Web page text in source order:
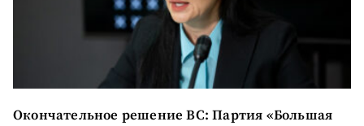
Окончательное решение ВС: Партия «Большая